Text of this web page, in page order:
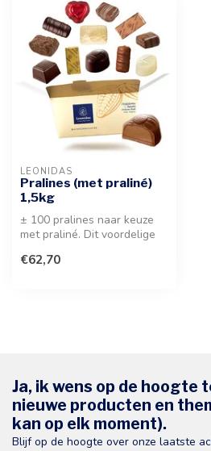
LEONIDAS
Pralines (met praliné)
1,5kg
± 100 pralines naar keuze
met praliné. Dit voordelige
s...
€62,70
Ja, ik wens op de hoogte
nieuwe producten en
kan op elk moment).
Blijf op de hoogte over onze laatste